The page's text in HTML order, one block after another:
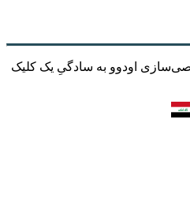
اودوو به سادگیِ یک کلیک